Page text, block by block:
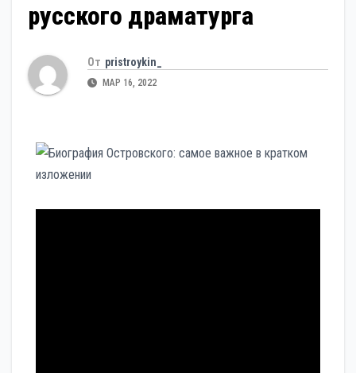
русского драматурга
От pristroykin_
МАР 16, 2022